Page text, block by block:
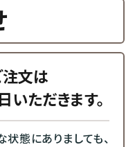
注文は
ただきます。
態にありましても、